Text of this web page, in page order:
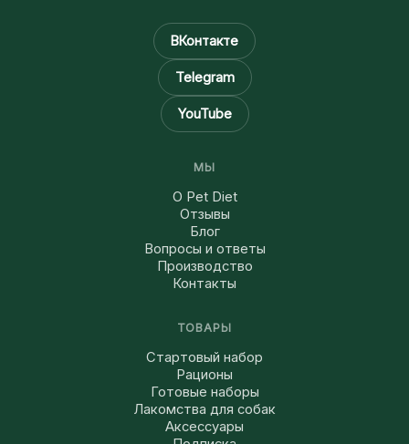
ВКонтакте
Telegram
YouTube
МЫ
О Pet Diet
Отзывы
Блог
Вопросы и ответы
Производство
Контакты
ТОВАРЫ
Стартовый набор
Рационы
Готовые наборы
Лакомства для собак
Аксессуары